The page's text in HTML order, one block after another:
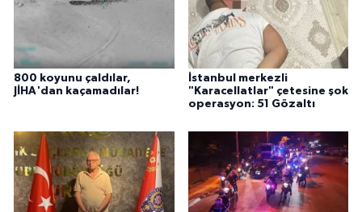
800 koyunu çaldılar,
JİHA'dan kaçamadılar!
İstanbul merkezli
"Karacellatlar" çetesine şok
operasyon: 51 Gözaltı